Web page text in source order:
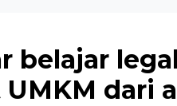
belajar
dari